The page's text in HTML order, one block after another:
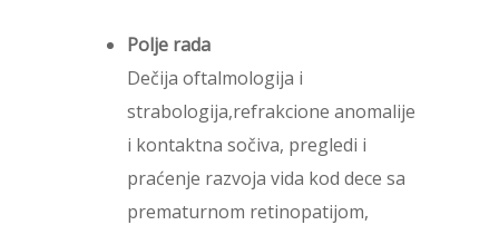
Polje rada
Dečija oftalmologija i
strabologija,refrakcione anomalije
i kontaktna sočiva, pregledi i
praćenje razvoja vida kod dece sa
prematurnom retinopatijom,